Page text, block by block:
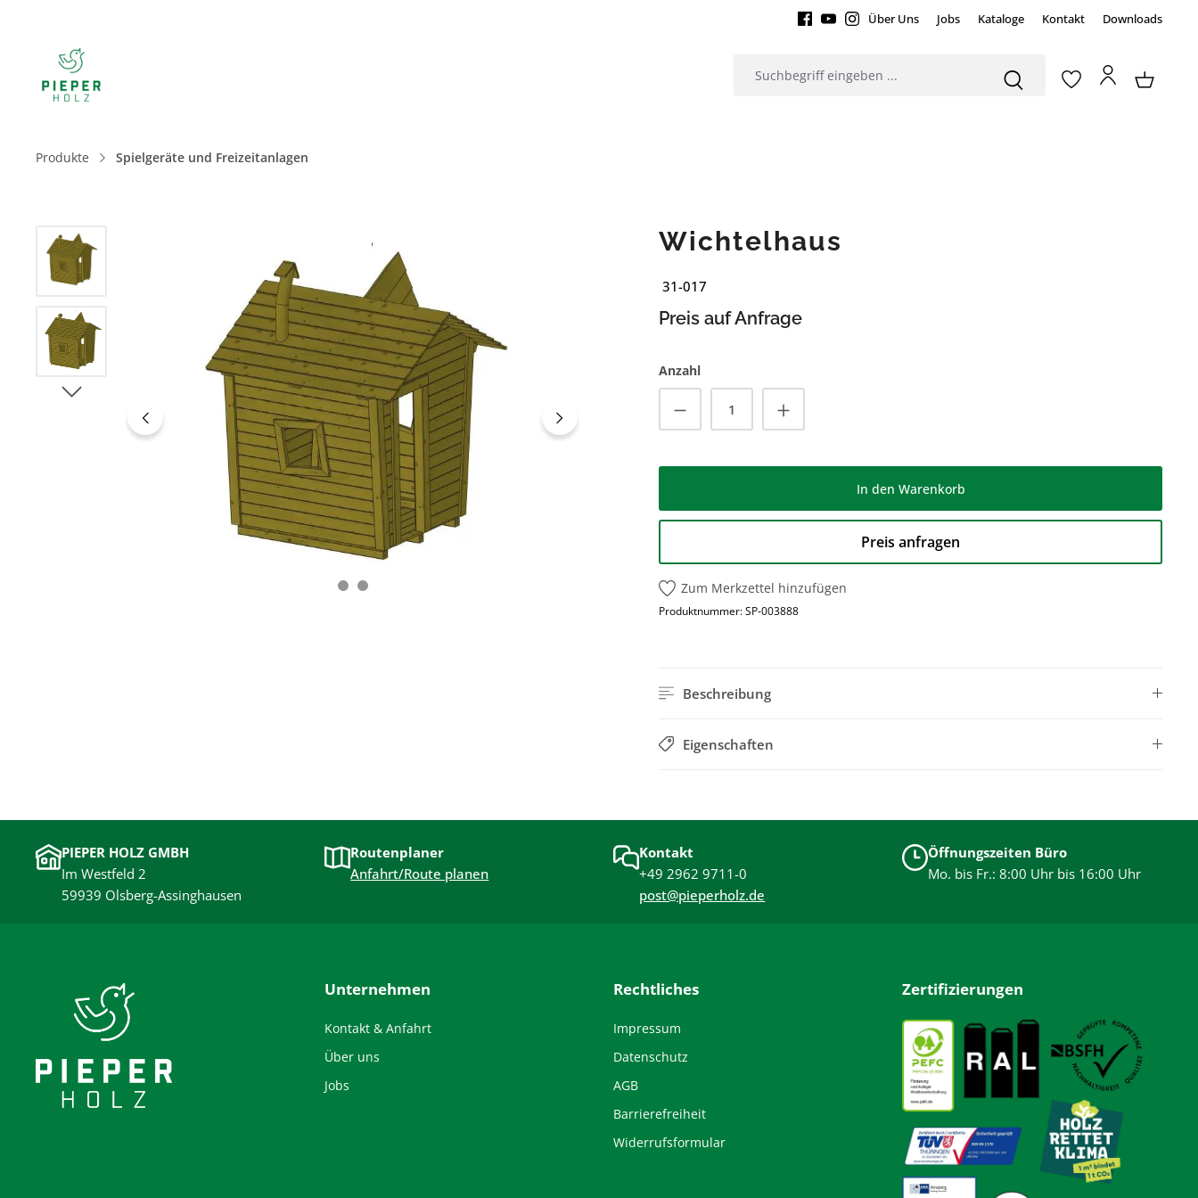
Über Uns Jobs Kataloge Kontakt Downloads
Produkte Spielgeräte und Freizeitanlagen
Bildergalerie überspringen Wichtelhaus
31-017
Preis auf Anfrage
Anzahl
Produkt Anzahl: Gib den gewünschten Wert ein
In den Warenkorb
Preis anfragen
Zum Merkzettel hinzufügen
Produktnummer:SP-003888
Beschreibung
Eigenschaften
PIEPER HOLZ GMBH
Im Westfeld 2
59939 Olsberg-Assinghausen
Routenplaner
Anfahrt/Route planen
Kontakt
+49 2962 9711-0
post@pieperholz.de
Öffnungszeiten Büro
Mo. bis Fr.: 8:00 Uhr bis 16:00 Uhr
Unternehmen
Kontakt & Anfahrt
Über uns
Jobs
Rechtliches
Impressum
Datenschutz
AGB
Barrierefreiheit
Widerrufsformular
Zertifizierungen